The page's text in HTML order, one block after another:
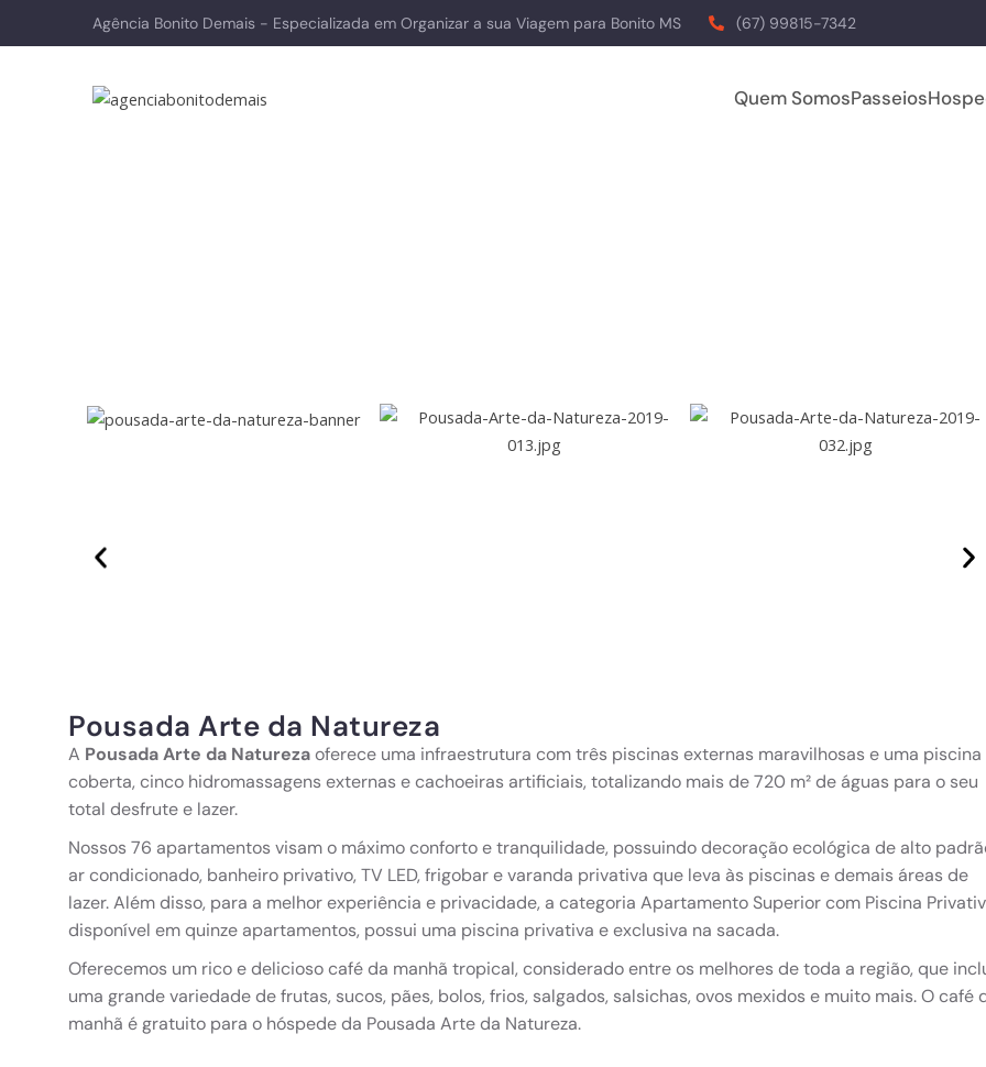
Agência Bonito Demais - Especializada em Organizar a sua Viagem para Bonito MS (67) 99815-7342
Quem SomosPasseios
Pousada Arte da Natureza
A Pousada Arte da Naturezaoferece uma infraestrutura com três piscinas externas maravilhosas e uma piscina
coberta, cinco hidromassagens externas e cachoeiras artificiais, totalizando mais de 720 m² de águas para o seu
total desfrute e lazer.
Nossos 76 apartamentos visam o máximo conforto e tranquilidade, possuindo decoração ecológica de alto
ar condicionado, banheiro privativo, TV LED, frigobar e varanda privativa que leva às piscinas e demais áreas de
lazer. Além disso, para a melhor experiência e privacidade, a categoria Apartamento Superior com Piscina
disponível em quinze apartamentos, possui uma piscina privativa e exclusiva na sacada.
Oferecemos um rico e delicioso café da manhã tropical, considerado entre os melhores de toda a região, que
uma grande variedade de frutas, sucos, pães, bolos, frios, salgados, salsichas, ovos mexidos e muito mais. O café
manhã é gratuito para o hóspede da Pousada Arte da Natureza.